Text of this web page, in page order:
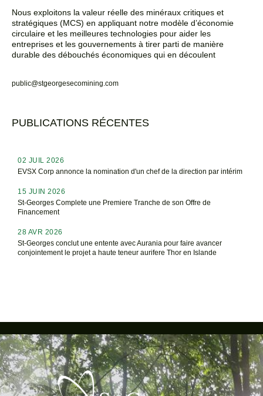
Nous exploitons la valeur réelle des minéraux critiques et
stratégiques (MCS) en appliquant notre modèle d’économie
circulaire et les meilleures technologies pour aider les
entreprises et les gouvernements à tirer parti de manière
durable des débouchés économiques qui en découlent
public@stgeorgesecomining.com
PUBLICATIONS RÉCENTES
02 JUIL 2026
EVSX Corp annonce la nomination d'un chef de la direction par intérim
15 JUIN 2026
St-Georges Complete une Premiere Tranche de son Offre de
Financement
28 AVR 2026
St-Georges conclut une entente avec Aurania pour faire avancer
conjointement le projet a haute teneur aurifere Thor en Islande